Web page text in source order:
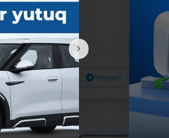
Facebook Telegram X